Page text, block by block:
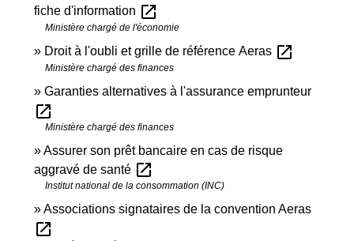
fiche d'information open_in_new
Ministère chargé de l'économie
Droit à l'oubli et grille de référence Aeras open_in_new
Ministère chargé des finances
Garanties alternatives à l'assurance emprunteur
open_in_new
Ministère chargé des finances
Assurer son prêt bancaire en cas de risque
aggravé de santé open_in_new
Institut national de la consommation (INC)
Associations signataires de la convention Aeras
open_in_new